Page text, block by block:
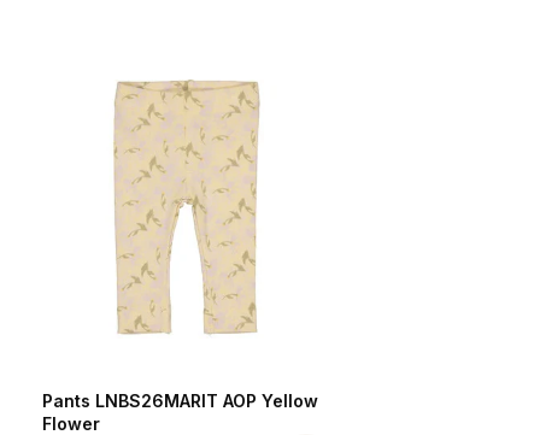
Pants LNBS26MARIT AOP Yellow
Flower